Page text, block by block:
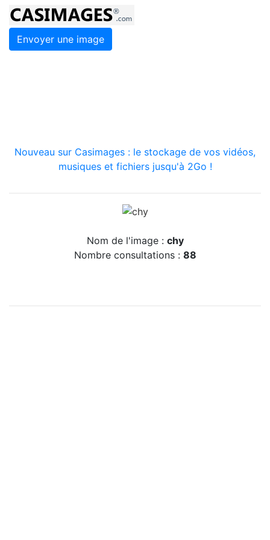
Envoyer une image
Nouveau sur Casimages : le stockage de vos vidéos,
musiques et fichiers jusqu'à 2Go !
Nom de l'image : chy
Nombre consultations : 88